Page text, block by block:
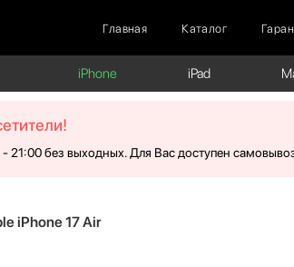
Главная Каталог
iPhone iPad
21:00 без выходных. Для Вас доступен
iPhone 17 Air